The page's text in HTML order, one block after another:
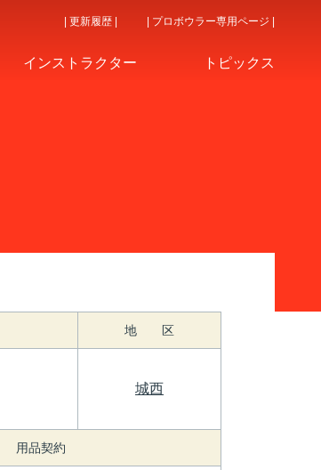
インストラクター トピックス
| 更新履歴 | | プロボウラー専用ページ |
地 区
城西
用品契約